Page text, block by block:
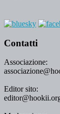
Contatti
Associazione:
Editor sito: